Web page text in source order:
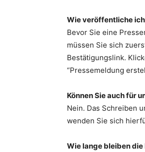
Wie veröffentliche
Bevor Sie eine
müssen Sie sich
Bestätigungslink.
“Pressemeldung
Können Sie auch für
Nein. Das Schreiben
wenden Sie sich
Wie lange bleiben